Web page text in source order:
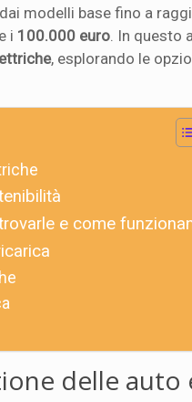
modelli base fino a
i 100.000 euro. In questo
, esplorando le
e come
delle